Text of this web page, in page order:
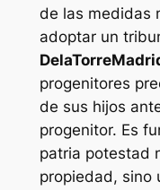
de las medidas
adoptar un
progenitores
de sus hijos
progenitor. Es
patria potestad
propiedad, sino